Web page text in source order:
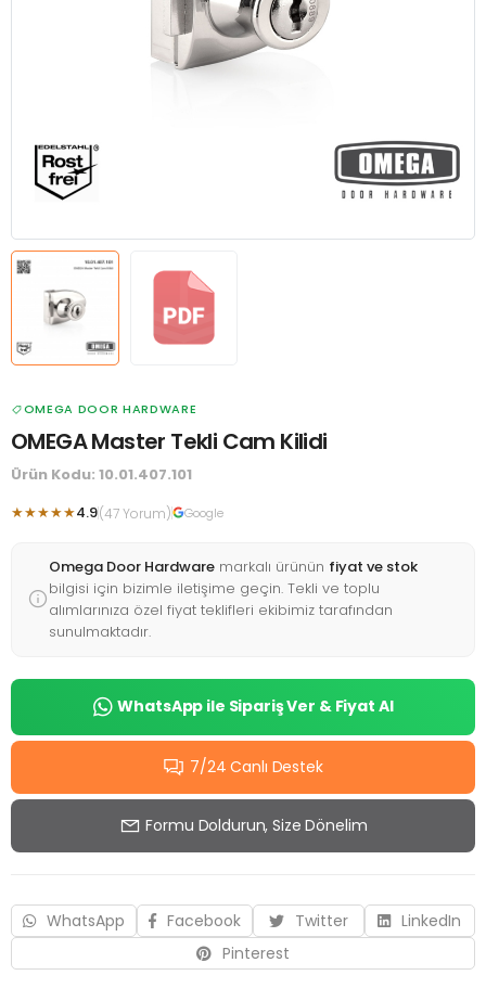
OMEGA DOOR HARDWARE
OMEGA Master Tekli Cam Kilidi
Ürün Kodu: 10.01.407.101
★★★★★4.9(47 Yorum) Google
Omega Door Hardware markalı ürünün fiyat ve stok
bilgisi için bizimle iletişime geçin. Tekli ve toplu
alımlarınıza özel fiyat teklifleri ekibimiz tarafından
sunulmaktadır.
WhatsApp ile Sipariş Ver & Fiyat Al
7/24 Canlı Destek
Formu Doldurun, Size Dönelim
WhatsApp Facebook Twitter
LinkedIn
Pinterest